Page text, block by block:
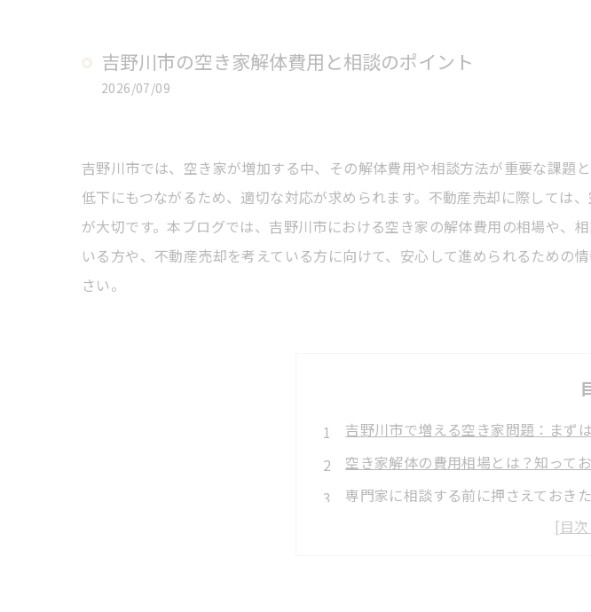
吉野川市の空き家解体費用と相談のポイント
2026/07/09
吉野川市では、空き家が増加する中、その解体費用や相談方法が重要な課題
低下にもつながるため、適切な対応が求められます。不動産売却に際しては
が大切です。本ブログでは、吉野川市における空き家の解体費用の相場や、
いる方や、不動産売却を考えている方に向けて、安心して進められるための
さい。
吉野川市で増える空き家問題：まず
空き家解体の費用相場とは？知って
専門家に相談する前に押さえておき
実際の解体プロセスを体験談ととも